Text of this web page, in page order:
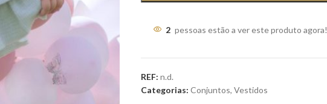
2 pessoas estão a ver este produto agora!
REF: n.d.
Categorias: Conjuntos, Vestidos